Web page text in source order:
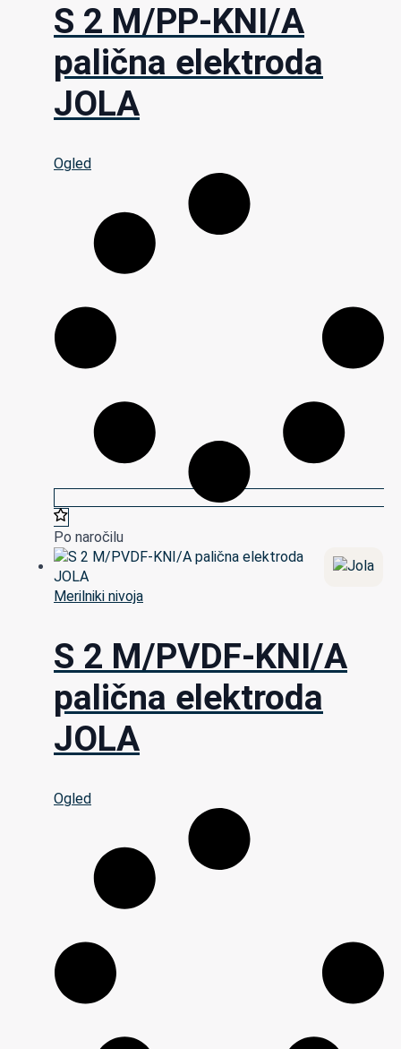
S 2 M/PP-KNI/A
palična elektroda
JOLA
Ogled
Po naročilu
Merilniki nivoja
S 2 M/PVDF-KNI/A
palična elektroda
JOLA
Ogled